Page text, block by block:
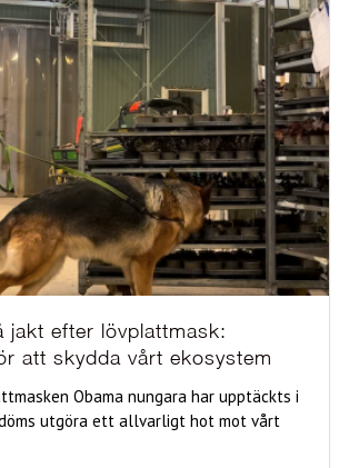
jakt efter lövplattmask:
att skydda vårt ekosystem
Obama nungara har upptäckts i
utgöra ett allvarligt hot mot vårt